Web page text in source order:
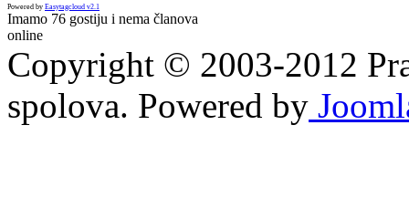
Powered by Easytagcloud v2.1
Imamo 76 gostiju i nema članova
online
Copyright © 2003-2012
spolova. Powered by